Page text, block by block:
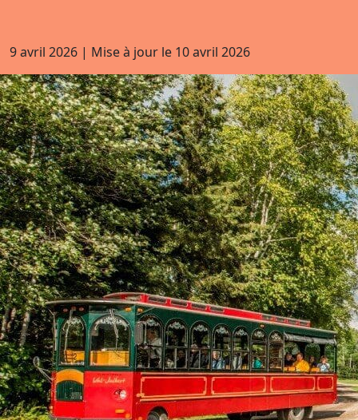
9 avril 2026 | Mise à jour le 10 avril 2026